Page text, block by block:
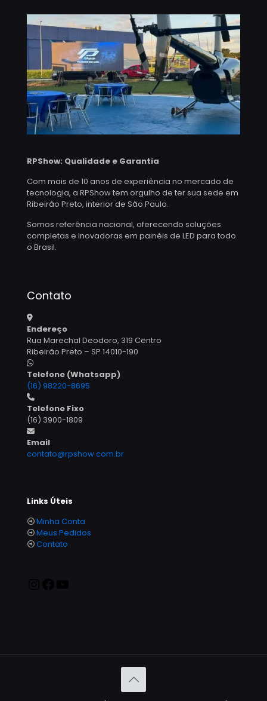
RPShow: Qualidade e Garantia
Com mais de 10 anos de experiência no mercado de
tecnologia, a RPShow tem orgulho de ter sua sede em
Ribeirão Preto, interior de São Paulo.
Somos referência nacional, oferecendo soluções
completas e inovadoras em painéis de LED para todo
o Brasil.
Contato
Endereço
Rua Marechal Deodoro, 319 Centro
Ribeirão Preto – SP 14010-190
Telefone (Whatsapp)
(16) 98220-8695
Telefone Fixo
(16) 3900-1809
Email
contato@rpshow.com.br
Links Úteis
Minha Conta
Meus Pedidos
Contato